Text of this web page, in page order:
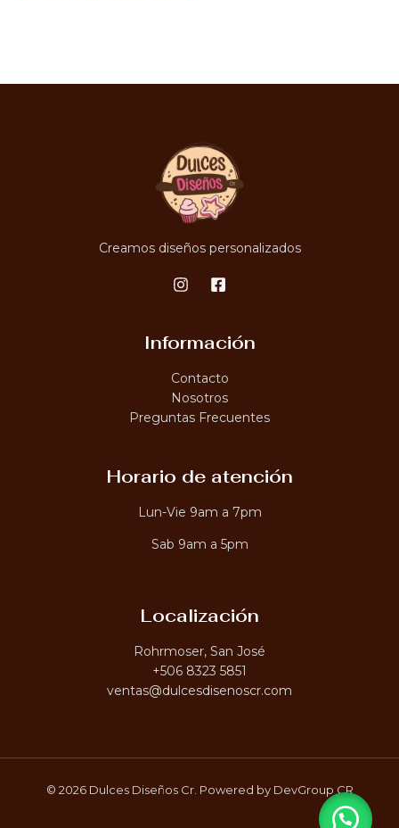
Creamos diseños personalizados
Información
Contacto
Nosotros
Preguntas Frecuentes
Horario de atención
Lun-Vie 9am a 7pm
Sab 9am a 5pm
Localización
Rohrmoser, San José
+506 8323 5851
ventas@dulcesdisenoscr.com
© 2026 Dulces Diseños Cr. Powered by DevGroup CR